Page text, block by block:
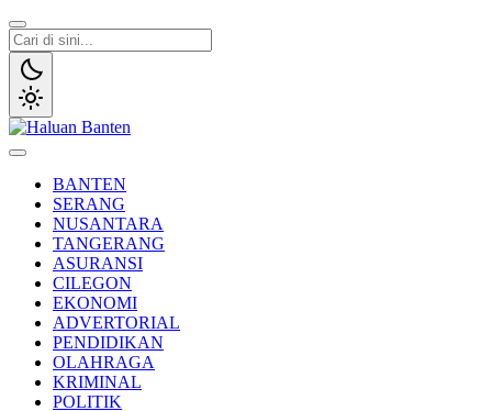
Lewati
ke
konten
BANTEN
SERANG
NUSANTARA
TANGERANG
ASURANSI
CILEGON
EKONOMI
ADVERTORIAL
PENDIDIKAN
OLAHRAGA
KRIMINAL
POLITIK